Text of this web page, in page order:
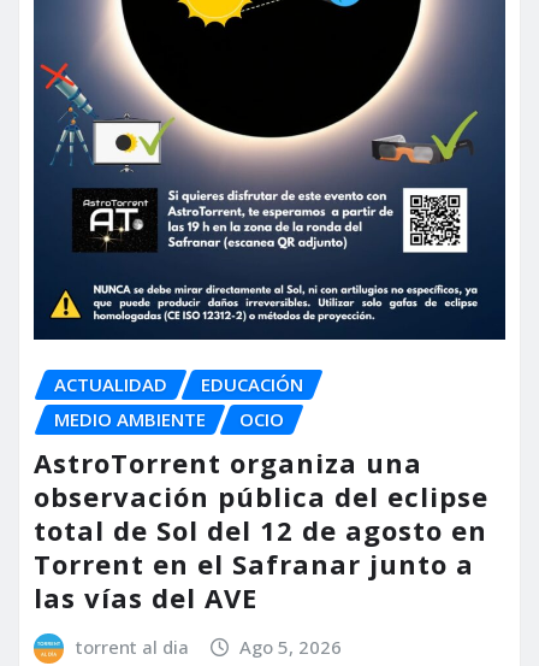
ACTUALIDAD
EDUCACIÓN
MEDIO AMBIENTE
OCIO
AstroTorrent organiza una
observación pública del eclipse
total de Sol del 12 de agosto en
Torrent en el Safranar junto a
las vías del AVE
torrent al dia Ago 5, 2026